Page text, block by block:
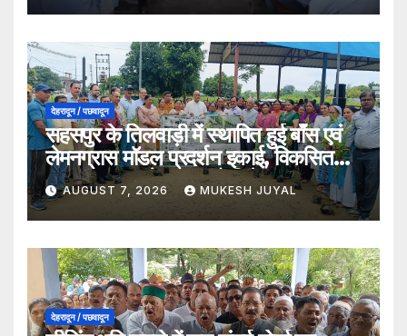
देहरादून / पछवादून
सहसपुर के तिलवाड़ी में स्थापित हुई बाँस एवं
लेमनग्रास मॉडल प्रदर्शन इकाई, विकसित
भारत–2047 के लक्ष्य को मिलेगा बल
AUGUST 7, 2026 MUKESH JUYAL
देहरादून / पछवादून